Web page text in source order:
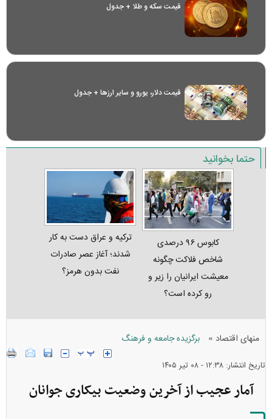
قیمت سکه و طلا + جدول
قیمت دلار، یورو و سایر ارز‌ها + جدول
حتما بخوانید
کابوس ۹۶ درصدی
شاخص فلاکت چگونه
معیشت ایرانیان را زیر و
رو کرده است؟
ترکیه و عراق دست به کار
شدند؛ آغاز عصر صادرات
نفت بدون هرمز؟
منهای اقتصاد » برگزیده جامعه و فرهنگ
تاریخ انتشار: ۱۲:۳۸ - ۰۸ تير ۱۴۰۵
آمار عجیب از آخرین وضعیت بیکاری جوانان